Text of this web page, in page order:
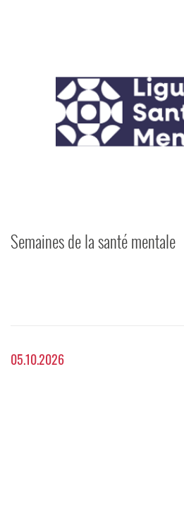
Semaines de la santé mentale
05.10.2026